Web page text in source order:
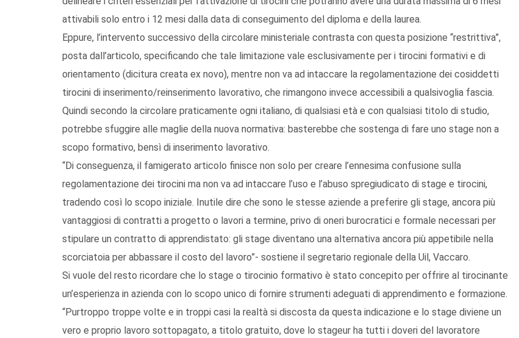
attivabili solo entro i 12 mesi dalla data di conseguimento del diploma e della laurea.
Eppure, l’intervento successivo della circolare ministeriale contrasta con questa posizione “restrittiva”,
posta dall’articolo, specificando che tale limitazione vale esclusivamente per i tirocini formativi e di
orientamento (dicitura creata ex novo), mentre non va ad intaccare la regolamentazione dei cosiddetti
tirocini di inserimento/reinserimento lavorativo, che rimangono invece accessibili a qualsivoglia fascia.
Quindi secondo la circolare praticamente ogni italiano, di qualsiasi età e con qualsiasi titolo di studio,
potrebbe sfuggire alle maglie della nuova normativa: basterebbe che sostenga di fare uno stage non a
scopo formativo, bensì di inserimento lavorativo.
“Di conseguenza, il famigerato articolo finisce non solo per creare l’ennesima confusione sulla
regolamentazione dei tirocini ma non va ad intaccare l’uso e l’abuso spregiudicato di stage e tirocini,
tradendo così lo scopo iniziale. Inutile dire che sono le stesse aziende a preferire gli stage, ancora più
vantaggiosi di contratti a progetto o lavori a termine, privo di oneri burocratici e formale necessari per
stipulare un contratto di apprendistato: gli stage diventano una alternativa ancora più appetibile nella
scorciatoia per abbassare il costo del lavoro”- sostiene il segretario regionale della Uil, Vaccaro.
Si vuole del resto ricordare che lo stage o tirocinio formativo è stato concepito per offrire al tirocinante
un’esperienza in azienda con lo scopo unico di fornire strumenti adeguati di apprendimento e formazione.
“Purtroppo troppe volte e in troppi casi la realtà si discosta da questa indicazione e lo stage diviene un
vero e proprio lavoro sottopagato, a titolo gratuito, dove lo stageur ha tutti i doveri del lavoratore